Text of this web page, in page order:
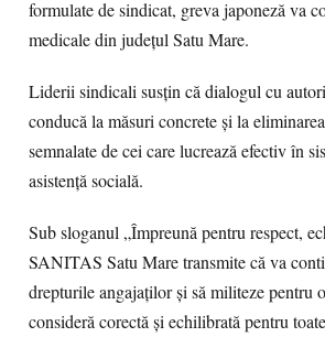
formulate de sindicat, greva japoneză va
medicale din județul Satu Mare.
Liderii sindicali susțin că dialogul cu
conducă la măsuri concrete și la
semnalate de cei care lucrează efectiv în
asistență socială.
Sub sloganul „Împreună pentru respect,
SANITAS Satu Mare transmite că va
drepturile angajaților și să militeze pentru
consideră corectă și echilibrată pentru